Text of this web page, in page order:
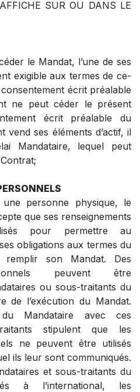
SUR OU DANS LE
le Mandat, l’une de ses
exigible aux termes de ce-
écrit préalable
ne peut céder le présent
écrit préalable du
vend ses éléments d’actif, il
Mandataire, lequel peut
personne physique, le
que ses renseignements
pour permettre au
obligations aux termes du
son Mandat. Des
peuvent être
ou sous-traitants du
de l’exécution du Mandat.
Mandataire avec ces
stipulent que les
ne peuvent être utilisés
ils leur sont communiqués.
et sous-traitants du
à l’international, les